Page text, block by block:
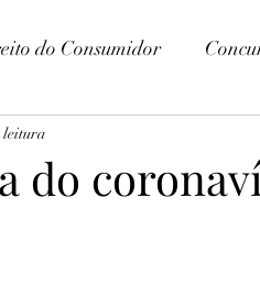
do Consumidor
do
leitura